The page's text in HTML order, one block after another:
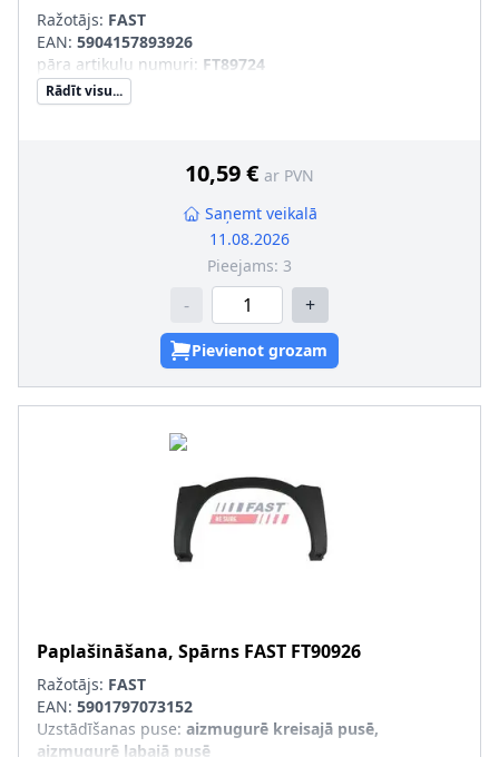
Ražotājs: FAST
EAN: 5904157893926
pāra artikulu numuri: FT89724
Rādīt visu...
10,59 € ar PVN
Saņemt veikalā
11.08.2026
Pieejams: 3
- +
Pievienot grozam
Paplašināšana, Spārns FAST FT90926
Ražotājs: FAST
EAN: 5901797073152
Uzstādīšanas puse: aizmugurē kreisajā pusē,
aizmugurē labajā pusē